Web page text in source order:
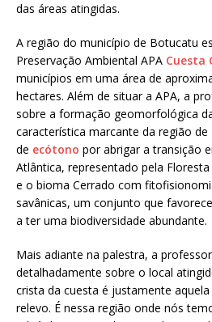
das áreas atingidas.
A região do município de Botucatu
Preservação Ambiental APA Cuesta
municípios em uma área de
hectares. Além de situar a APA, a
sobre a formação geomorfológica
característica marcante da região
de ecótono por abrigar a transição
Atlântica, representado pela
e o bioma Cerrado com
savânicas, um conjunto que
a ter uma biodiversidade abundante.
Mais adiante na palestra, a
detalhadamente sobre o local
crista da cuesta é justamente
relevo. É nessa região onde nós